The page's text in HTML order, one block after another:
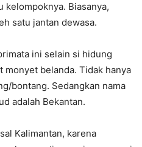
kelompoknya. Biasanya,
satu jantan dewasa.
ini selain si hidung
belanda. Tidak hanya
bontang. Sedangkan nama
adalah Bekantan.
Kalimantan, karena